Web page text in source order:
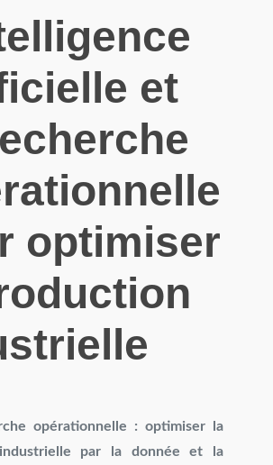
et
optimiser
opérationnelle : optimiser la
par la donnée et la